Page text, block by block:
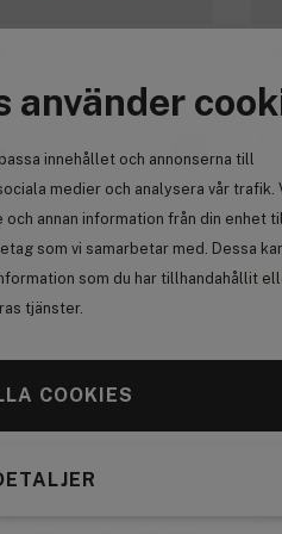
använder
innehållet och annonserna till
medier och analysera vår trafik.
annan information från din enhet
som vi samarbetar med. Dessa
som du har tillhandahållit
tjänster.
COOKIES
kr
Få